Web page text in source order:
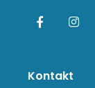
Kontakt